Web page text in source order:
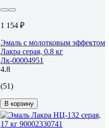
1 154 ₽
Эмаль с молотковым эффектом
Лакра серая, 0.8 кг
Лк-00004951
4.8
(51)
В корзину